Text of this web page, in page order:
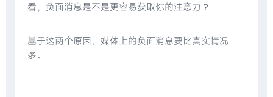
看，负面消息是不是更容易获取你的注意力？
基于这两个原因，媒体上的负面消息要比真实情况
多。